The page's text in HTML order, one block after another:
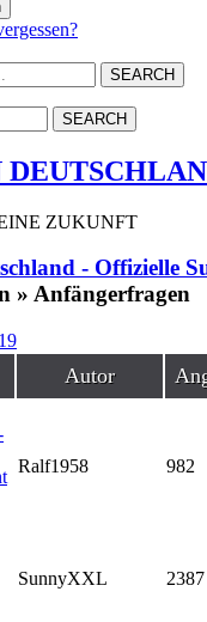
ZUKUNFT
- Offizielle
» Anfängerfragen
19
Autor
Ralf1958 982
SunnyXXL 2387